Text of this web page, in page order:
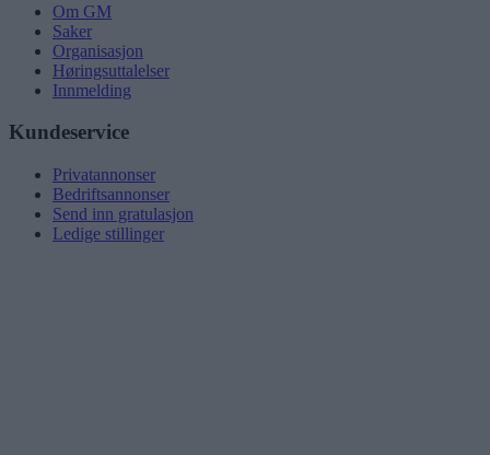
Om GM
Saker
Organisasjon
Høringsuttalelser
Innmelding
Kundeservice
Privatannonser
Bedriftsannonser
Send inn gratulasjon
Ledige stillinger